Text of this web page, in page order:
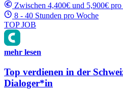
Zwischen 4,400€ und 5,900€
8 - 40 Stunden pro Woche
TOP JOB
mehr lesen
Top verdienen in der
Dialoger*in